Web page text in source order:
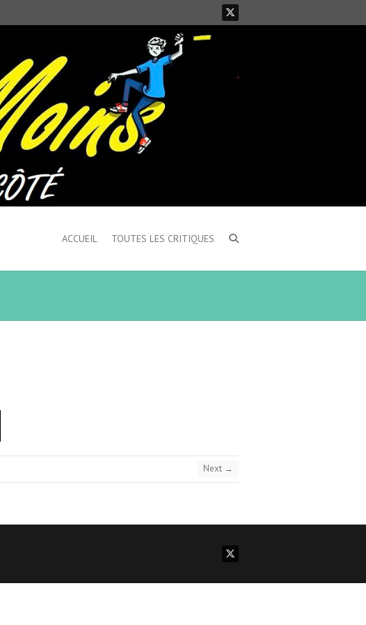
ACCUEIL TOUTES LES CRITIQUES
Next →